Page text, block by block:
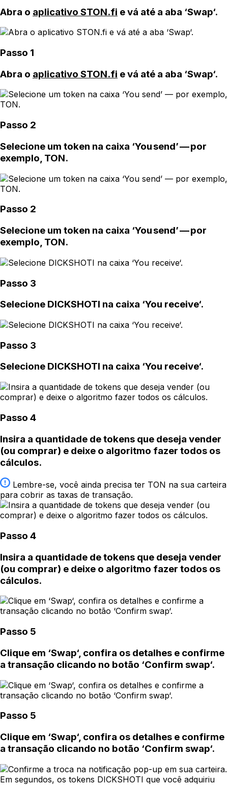
Abra o aplicativo STON.fi e vá até a aba ‘Swap‘.
Passo 1
Abra o aplicativo STON.fi e vá até a aba ‘Swap‘.
Passo 2
Selecione um token na caixa ‘You send’ — por
exemplo, TON.
Passo 2
Selecione um token na caixa ‘You send’ — por
exemplo, TON.
Passo 3
Selecione DICKSHOTI na caixa ‘You receive‘.
Passo 3
Selecione DICKSHOTI na caixa ‘You receive‘.
Passo 4
Insira a quantidade de tokens que deseja vender
(ou comprar) e deixe o algoritmo fazer todos os
cálculos.
Lembre-se, você ainda precisa ter TON na sua carteira
para cobrir as taxas de transação.
Passo 4
Insira a quantidade de tokens que deseja vender
(ou comprar) e deixe o algoritmo fazer todos os
cálculos.
Passo 5
Clique em ‘Swap‘, confira os detalhes e confirme
a transação clicando no botão ‘Confirm swap‘.
Passo 5
Clique em ‘Swap‘, confira os detalhes e confirme
a transação clicando no botão ‘Confirm swap‘.